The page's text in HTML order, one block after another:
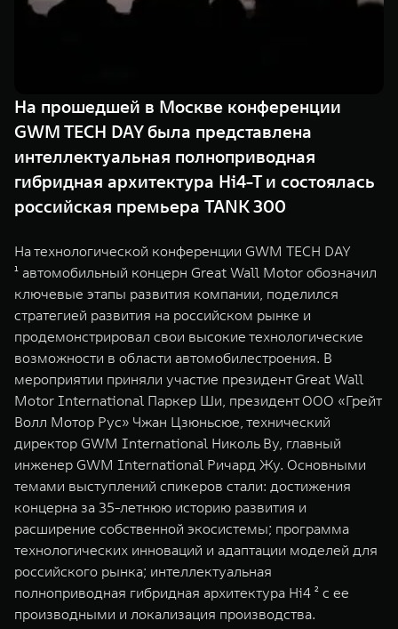
от 6 499 000 ₽ от 10 199 000 ₽
Расширяя границы комфорта
от 6 149 000 ₽
Эстетика нового времени
от 5 699 000 ₽
WEY 80
Масштаб возможностей
от 6 449 000 ₽
WEY 80 Лаундж
Масштаб возможностей
от 8 099 000 ₽
TANK Финансы
TANK Кредит
TANK Лизинг
TANK Страхование
Сервис
ЦИФРОВЫЕ СЕРВИСЫ TANK
Цифровые сервисы TANK
Подписки
На прошедшей в Москве конференции
GWM TECH DAY была представлена
интеллектуальная полноприводная
гибридная архитектура Hi4-T и состоялась
российская премьера TANK 300
На технологической конференции GWM TECH DAY
¹ автомобильный концерн Great Wall Motor обозначил
ключевые этапы развития компании, поделился
стратегией развития на российском рынке и
продемонстрировал свои высокие технологические
возможности в области автомобилестроения. В
мероприятии приняли участие президент Great Wall
Motor International Паркер Ши, президент ООО «Грейт
Волл Мотор Рус» Чжан Цзюньсюе, технический
директор GWM International Николь Ву, главный
инженер GWM International Ричард Жу. Основными
темами выступлений спикеров стали: достижения
концерна за 35-летнюю историю развития и
расширение собственной экосистемы; программа
технологических инноваций и адаптации моделей для
российского рынка; интеллектуальная
полноприводная гибридная архитектура Hi4 ² с ее
производными и локализация производства.